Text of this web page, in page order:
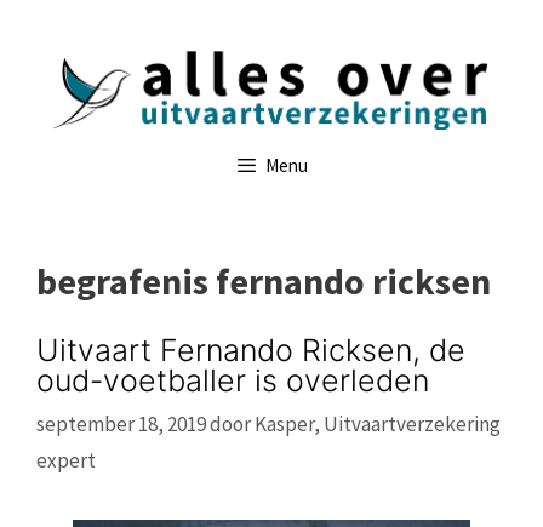
Menu
begrafenis fernando ricksen
Uitvaart Fernando Ricksen, de
oud-voetballer is overleden
september 18, 2019doorKasper, Uitvaartverzekering
expert